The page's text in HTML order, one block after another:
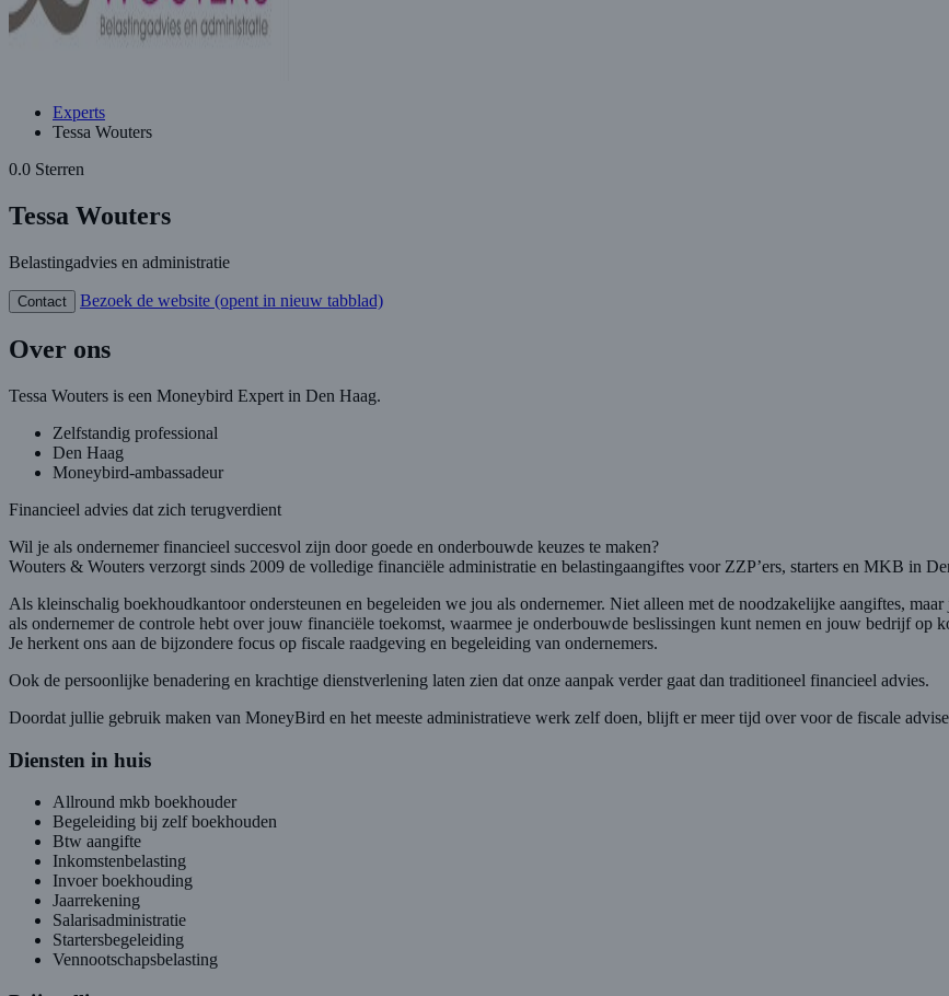
Experts
Tessa Wouters
0.0 Sterren
Tessa Wouters
Belastingadvies en administratie
Contact Bezoek de website (opent in nieuw tabblad)
Over ons
Tessa Wouters is een Moneybird Expert in Den Haag.
Zelfstandig professional
Den Haag
Moneybird-ambassadeur
Financieel advies dat zich terugverdient
Wil je als ondernemer financieel succesvol zijn door goede en onderbouwde keuzes te maken?
Wouters & Wouters verzorgt sinds 2009 de volledige financiële administratie en belastingaangiftes voor ZZP’ers, starters en MKB in
Als kleinschalig boekhoudkantoor ondersteunen en begeleiden we jou als ondernemer. Niet alleen met de noodzakelijke aangiftes,
als ondernemer de controle hebt over jouw financiële toekomst, waarmee je onderbouwde beslissingen kunt nemen en jouw bedrijf op
Je herkent ons aan de bijzondere focus op fiscale raadgeving en begeleiding van ondernemers.
Ook de persoonlijke benadering en krachtige dienstverlening laten zien dat onze aanpak verder gaat dan traditioneel financieel advies.
Doordat jullie gebruik maken van MoneyBird en het meeste administratieve werk zelf doen, blijft er meer tijd over voor de fiscale
Diensten in huis
Allround mkb boekhouder
Begeleiding bij zelf boekhouden
Btw aangifte
Inkomstenbelasting
Invoer boekhouding
Jaarrekening
Salarisadministratie
Startersbegeleiding
Vennootschapsbelasting